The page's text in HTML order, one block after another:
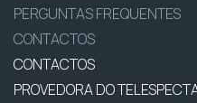
PERGUNTAS FREQUENTES
CONTACTOS
CONTACTOS
PROVEDORA DO